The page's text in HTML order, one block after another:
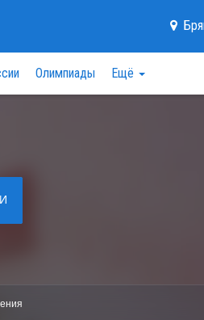
Олимпиады Ещё